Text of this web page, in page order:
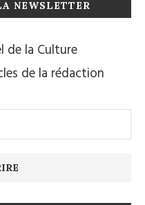
NEWSLETTER
de la Culture
de la rédaction